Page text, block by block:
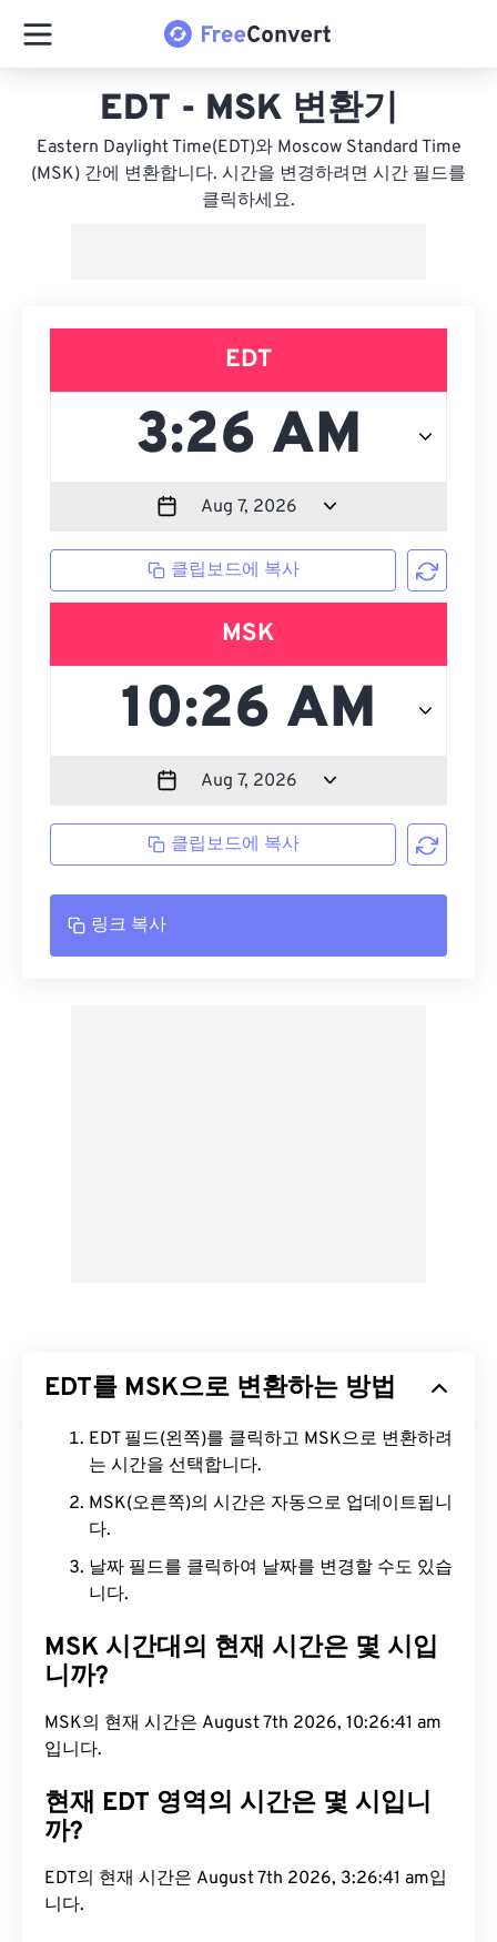
EDT - MSK 변환기
Eastern Daylight Time(EDT)와 Moscow Standard Time
(MSK) 간에 변환합니다. 시간을 변경하려면 시간 필드를
클릭하세요.
EDT
클립보드에 복사
MSK
클립보드에 복사
링크 복사
EDT를 MSK으로 변환하는 방법
EDT 필드(왼쪽)를 클릭하고 MSK으로 변환하려
는 시간을 선택합니다.
MSK(오른쪽)의 시간은 자동으로 업데이트됩니
다.
날짜 필드를 클릭하여 날짜를 변경할 수도 있습
니다.
MSK 시간대의 현재 시간은 몇 시입
니까?
MSK의 현재 시간은 August 7th 2026, 10:26:42 am
입니다.
현재 EDT 영역의 시간은 몇 시입니
까?
EDT의 현재 시간은 August 7th 2026, 3:26:42 am입
니다.